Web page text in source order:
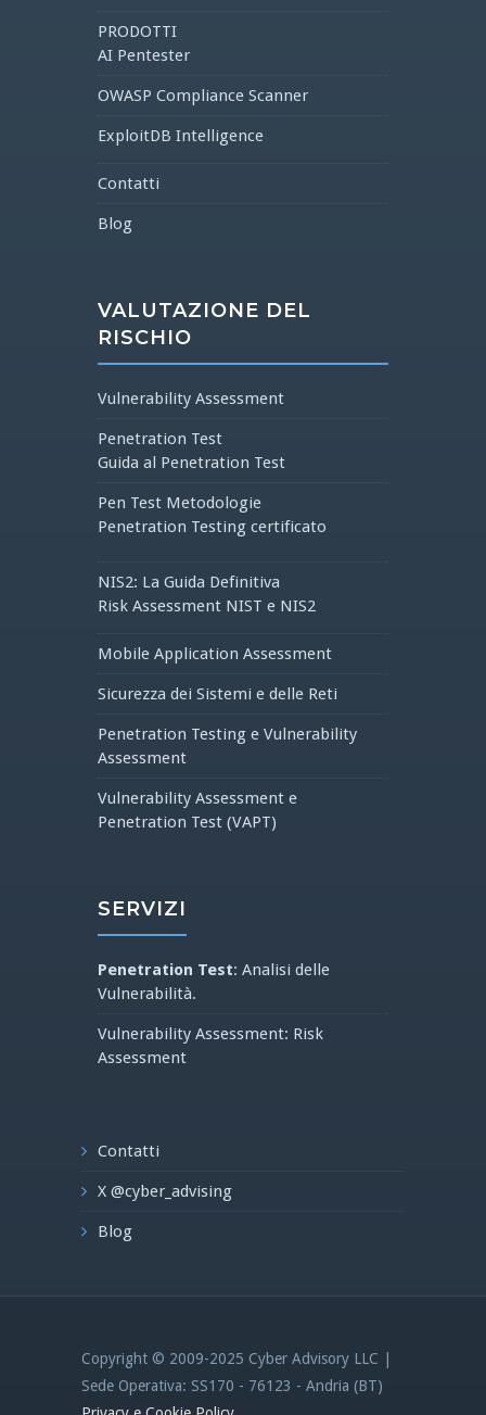
PRODOTTI
AI Pentester
OWASP Compliance Scanner
ExploitDB Intelligence
Contatti
Blog
VALUTAZIONE DEL
RISCHIO
Vulnerability Assessment
Penetration Test
Guida al Penetration Test
Pen Test Metodologie
Penetration Testing certificato
NIS2: La Guida Definitiva
Risk Assessment NIST e NIS2
Mobile Application Assessment
Sicurezza dei Sistemi e delle Reti
Penetration Testing e Vulnerability
Assessment
Vulnerability Assessment e
Penetration Test (VAPT)
SERVIZI
Penetration Test: Analisi delle
Vulnerabilità.
Vulnerability Assessment: Risk
Assessment
Contatti
X @cyber_advising
Blog
Copyright © 2009-2025 Cyber Advisory LLC |
Sede Operativa: SS170 - 76123 - Andria (BT)